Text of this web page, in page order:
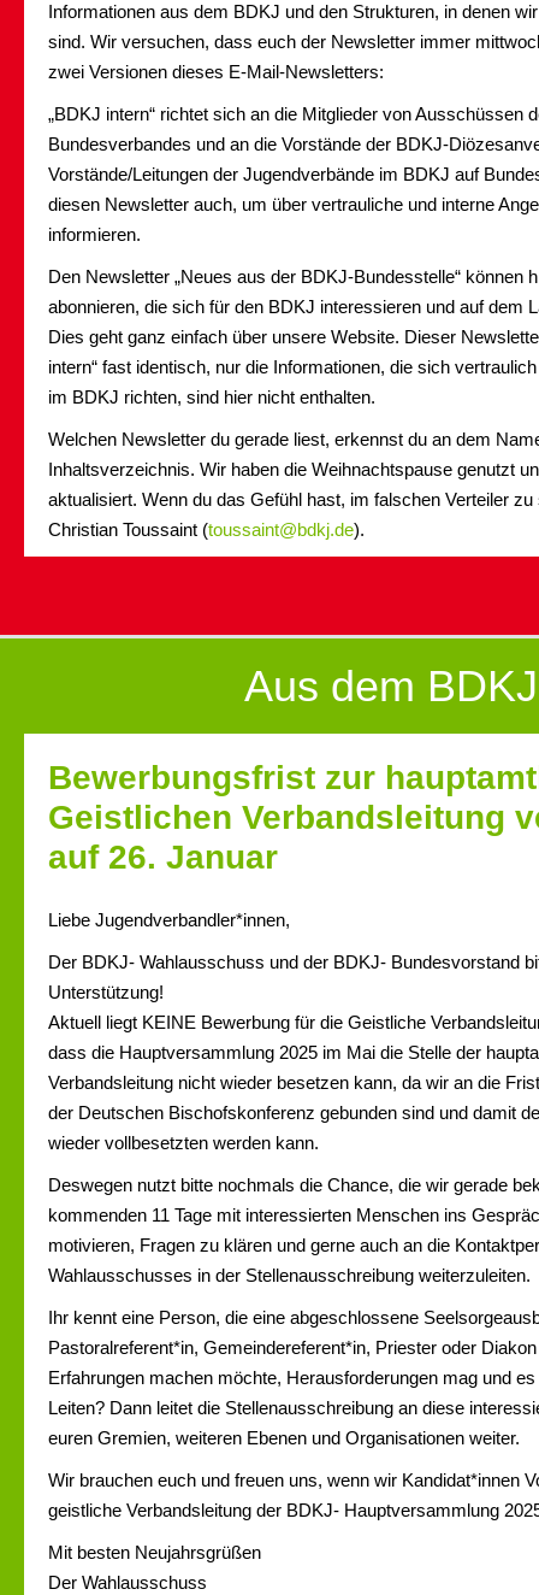
Informationen aus dem BDKJ und den Strukturen, in denen
sind. Wir versuchen, dass euch der Newsletter immer
zwei Versionen dieses E-Mail-Newsletters:
„BDKJ intern“ richtet sich an die Mitglieder von Ausschüssen
Bundesverbandes und an die Vorstände der BDKJ-
Vorstände/Leitungen der Jugendverbände im BDKJ auf
diesen Newsletter auch, um über vertrauliche und interne
informieren.
Den Newsletter „Neues aus der BDKJ-Bundesstelle“ können
abonnieren, die sich für den BDKJ interessieren und auf dem
Dies geht ganz einfach über unsere Website. Dieser
intern“ fast identisch, nur die Informationen, die sich
im BDKJ richten, sind hier nicht enthalten.
Welchen Newsletter du gerade liest, erkennst du an dem
Inhaltsverzeichnis. Wir haben die Weihnachtspause genutzt
aktualisiert. Wenn du das Gefühl hast, im falschen Verteiler
Christian Toussaint (toussaint@bdkj.de).
Aus dem BDKJ
Bewerbungsfrist zur
Geistlichen Verbandsleitung
auf 26. Januar
Liebe Jugendverbandler*innen,
Der BDKJ- Wahlausschuss und der BDKJ- Bundesvorstand
Unterstützung!
Aktuell liegt KEINE Bewerbung für die Geistliche
dass die Hauptversammlung 2025 im Mai die Stelle der
Verbandsleitung nicht wieder besetzen kann, da wir an die
der Deutschen Bischofskonferenz gebunden sind und damit
wieder vollbesetzten werden kann.
Deswegen nutzt bitte nochmals die Chance, die wir gerade
kommenden 11 Tage mit interessierten Menschen ins
motivieren, Fragen zu klären und gerne auch an die
Wahlausschusses in der Stellenausschreibung weiterzuleiten.
Ihr kennt eine Person, die eine abgeschlossene
Pastoralreferent*in, Gemeindereferent*in, Priester oder
Erfahrungen machen möchte, Herausforderungen mag und
Leiten? Dann leitet die Stellenausschreibung an diese
euren Gremien, weiteren Ebenen und Organisationen weiter.
Wir brauchen euch und freuen uns, wenn wir Kandidat*innen
geistliche Verbandsleitung der BDKJ- Hauptversammlung
Mit besten Neujahrsgrüßen
Der Wahlausschuss